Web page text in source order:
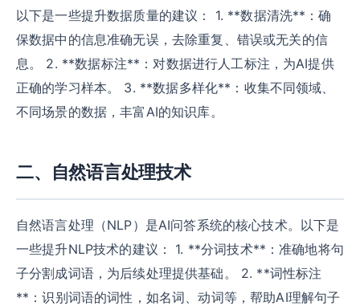
以下是一些提升数据质量的建议： 1. **数据清洗**：确
保数据中的信息准确无误，去除重复、错误或无关的信
息。 2. **数据标注**：对数据进行人工标注，为AI提供
正确的学习样本。 3. **数据多样化**：收集不同领域、
不同场景的数据，丰富AI的知识库。
二、自然语言处理技术
自然语言处理（NLP）是AI问答系统的核心技术。以下是
一些提升NLP技术的建议： 1. **分词技术**：准确地将句
子分割成词语，为后续处理提供基础。 2. **词性标注
**：识别词语的词性，如名词、动词等，帮助AI理解句子